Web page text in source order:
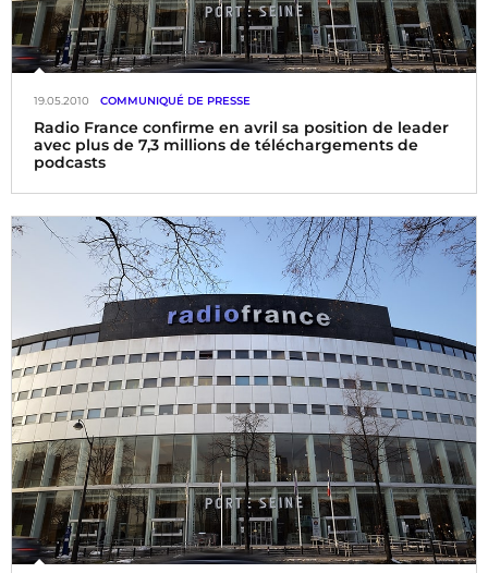
Radio France confirme en avril sa position de leader
avec plus de 7,3 millions de téléchargements de
podcasts
19.05.2010 COMMUNIQUÉ DE PRESSE
Dans un contexte saisonnier de baisse générale des
téléchargements de podcasts (- 3%, base France), Radio
France confirme toujours sa position de leader en avril 2010
avec plus de 7,3 millions de téléchargements de podcast